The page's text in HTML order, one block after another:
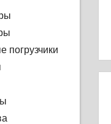
погрузчики